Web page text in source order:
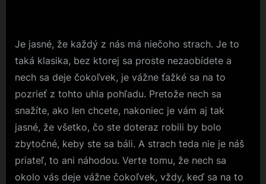
Je jasné, že každý z nás má niečoho strach. Je to
taká klasika, bez ktorej sa proste nezaobídete a
nech sa deje čokoľvek, je vážne ťažké sa na to
pozrieť z tohto uhla pohľadu. Pretože nech sa
snažíte, ako len chcete, nakoniec je vám aj tak
jasné, že všetko, čo ste doteraz robili by bolo
zbytočné, keby ste sa báli. A strach teda nie je náš
priateľ, to ani náhodou. Verte tomu, že nech sa
okolo vás deje vážne čokoľvek, vždy, keď sa na to